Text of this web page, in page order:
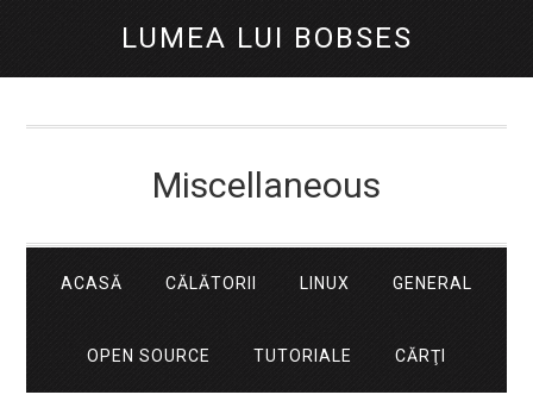
LUMEA LUI BOBSES
Miscellaneous
ACASĂ CĂLĂTORII LINUX GENERAL
OPEN SOURCE TUTORIALE CĂRŢI